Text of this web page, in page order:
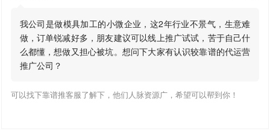
我公司是做模具加工的小微企业，这2年行业不景气，生意难
做，订单锐减好多，朋友建议可以线上推广试试，苦于自己什
么都懂，想做又担心被坑。想问下大家有认识较靠谱的代运营
推广公司？
可以找下靠谱推客服了解下，他们人脉资源广，希望可以帮到你！